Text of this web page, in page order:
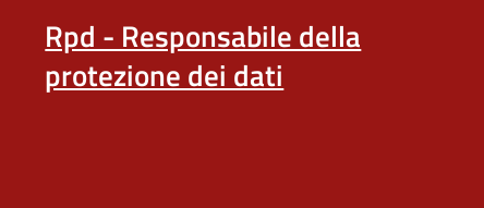
Rpd - Responsabile della
protezione dei dati